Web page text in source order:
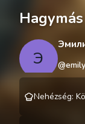
Э @
Nehézség: